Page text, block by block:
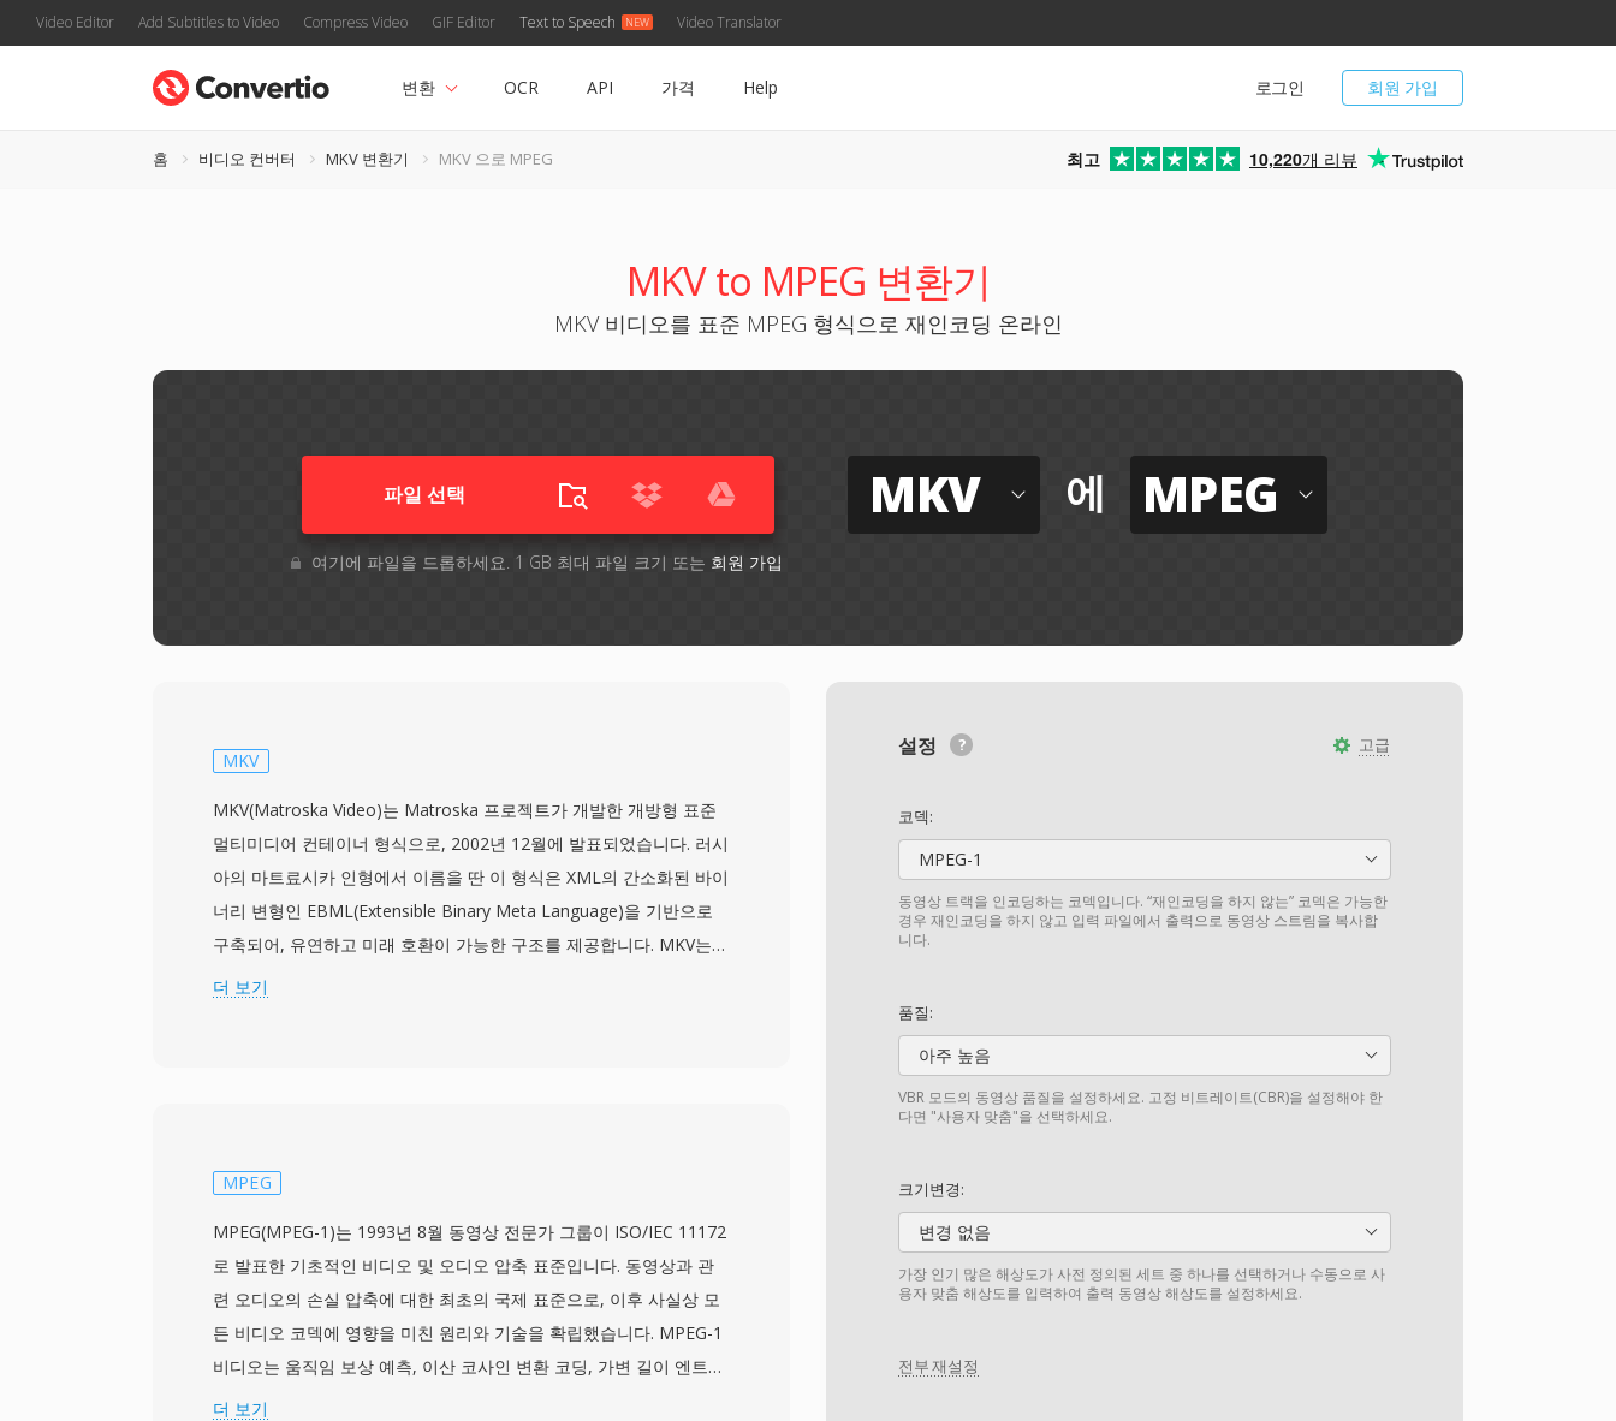
Video Editor Add Subtitles to Video Compress Video GIF Editor Text to Speech Video Translator
회원 가입
로그인
변환 OCR API 가격 Help
홈 비디오 컨버터 MKV 변환기 MKV 으로 MPEG 최고 10,220개 리뷰
MKV to MPEG 변환기
MKV 비디오를 표준 MPEG 형식으로 재인코딩 온라인
파일 선택
여기에 파일을 드롭하세요. 1 GB 최대 파일 크기 또는 회원 가입
MKV 에 MPEG
고급
설정
코덱:
MPEG-1
동영상 트랙을 인코딩하는 코덱입니다. “재인코딩을 하지 않는” 코덱은 가능한
경우 재인코딩을 하지 않고 입력 파일에서 출력으로 동영상 스트림을 복사합
니다.
품질:
아주 높음
VBR 모드의 동영상 품질을 설정하세요. 고정 비트레이트(CBR)을 설정해야 한
다면 "사용자 맞춤"을 선택하세요.
크기변경:
변경 없음
가장 인기 많은 해상도가 사전 정의된 세트 중 하나를 선택하거나 수동으로 사
용자 맞춤 해상도를 입력하여 출력 동영상 해상도를 설정하세요.
전부 재설정
MKV
MKV(Matroska Video)는 Matroska 프로젝트가 개발한 개방형 표준
멀티미디어 컨테이너 형식으로, 2002년 12월에 발표되었습니다. 러시
아의 마트료시카 인형에서 이름을 딴 이 형식은 XML의 간소화된 바이
너리 변형인 EBML(Extensible Binary Meta Language)을 기반으로
구축되어, 유연하고 미래 호환이 가능한 구조를 제공합니다. MKV는
단일 파일 내에 사실상 무제한의 비디오, 오디오, 자막 트랙을 담을 수
등), 태그 메타데이터를 지원하여 가장 기능이 풍부한 컨테이너 중 하
기 및 쓰기를 구현할 수 있도록 보장하며, 이는 미디어 플레이어, 스트
리밍 도구, 인코딩 소프트웨어 전반에 걸친 폭넓은 채택을 이끌었습니
다. 사실상 모든 코덱 조합을 하나의 잘 정리된 파일에 캡슐화할 수 있
는 능력 덕분에 MKV는 고품질 비디오 배포, 아카이빙, 개인 미디어 라
이브러리를 위한 선호 컨테이너가 되었습니다.
더 보기
MPEG
MPEG(MPEG-1)는 1993년 8월 동영상 전문가 그룹이 ISO/IEC 11172
로 발표한 기초적인 비디오 및 오디오 압축 표준입니다. 동영상과 관
련 오디오의 손실 압축에 대한 최초의 국제 표준으로, 이후 사실상 모
든 비디오 코덱에 영향을 미친 원리와 기술을 확립했습니다. MPEG-1
비디오는 움직임 보상 예측, 이산 코사인 변환 코딩, 가변 길이 엔트로
피 인코딩을 결합하여 압축을 달성하며, I-프레임(인트라 코딩), P-프
더 보기